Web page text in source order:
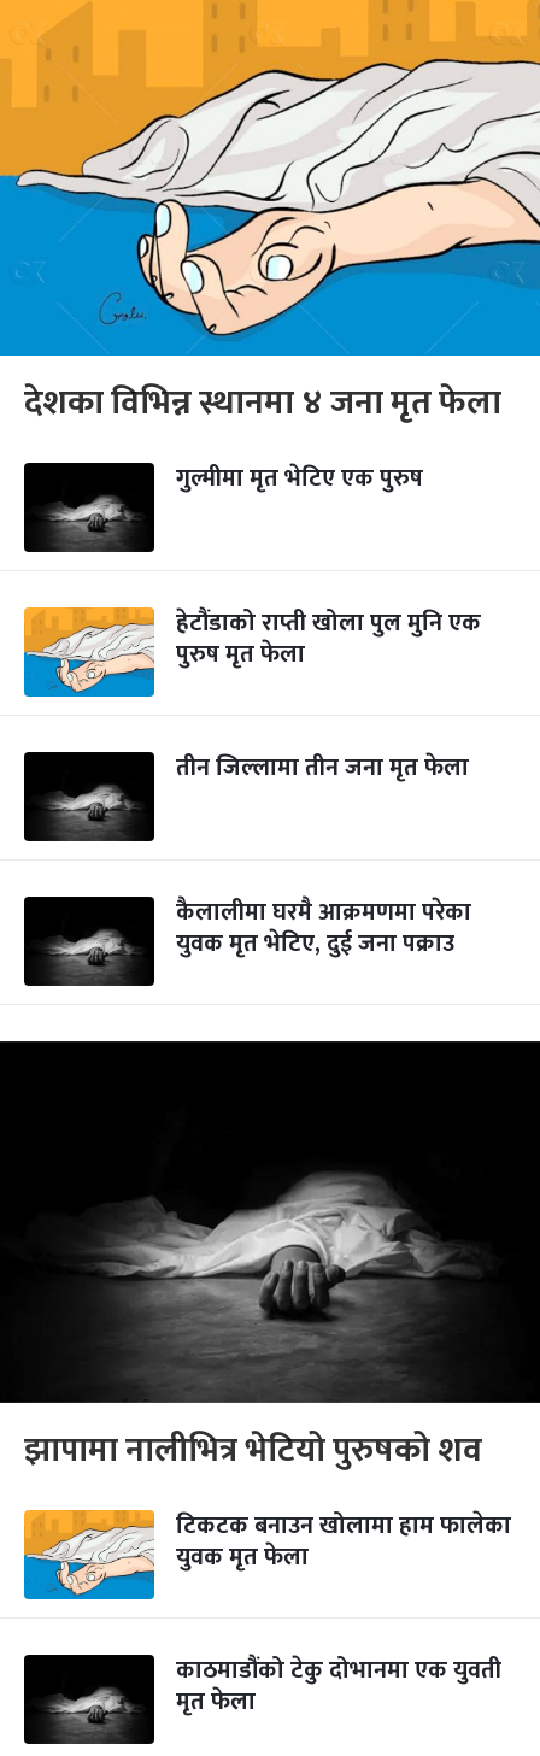
देशका विभिन्न स्थानमा ४ जना मृत फेला
गुल्मीमा मृत भेटिए एक पुरुष
हेटौंडाको राप्ती खोला पुल मुनि एक
पुरुष मृत फेला
तीन जिल्लामा तीन जना मृत फेला
कैलालीमा घरमै आक्रमणमा परेका
युवक मृत भेटिए, दुई जना पक्राउ
झापामा नालीभित्र भेटियो पुरुषको शव
टिकटक बनाउन खोलामा हाम फालेका
युवक मृत फेला
काठमाडौंको टेकु दोभानमा एक युवती
मृत फेला